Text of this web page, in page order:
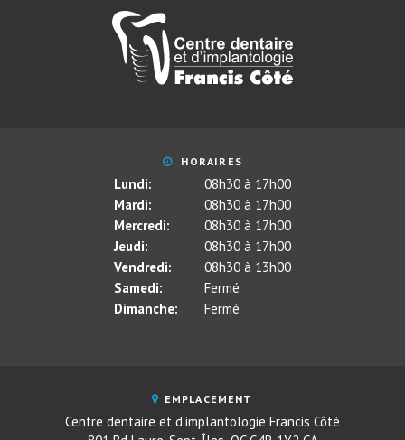
HORAIRES
Lundi:
08h30 à 17h00
Mardi:
08h30 à 17h00
Mercredi:
08h30 à 17h00
Jeudi:
08h30 à 17h00
Vendredi:
08h30 à 13h00
Samedi:
Fermé
Dimanche:
Fermé
EMPLACEMENT
Centre dentaire et d'implantologie Francis Côté